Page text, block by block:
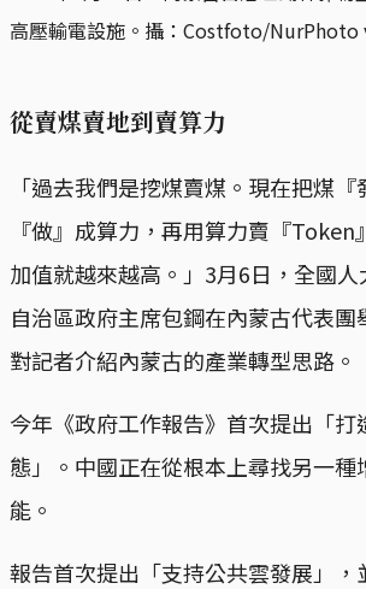
高壓輸電設施。攝：Costfoto/NurPhoto
從賣煤賣地到賣算力
「過去我們是挖煤賣煤。現在把煤
『做』成算力，再用算力賣『
加值就越來越高。」3月6日，全國
自治區政府主席包鋼在內蒙古代表
對記者介紹內蒙古的產業轉型思路。
今年《政府工作報告》首次提出「打
態」。中國正在從根本上尋找另一種
能。
報告首次提出「支持公共雲發展」，